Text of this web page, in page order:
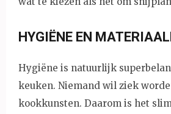
HYGIËNE EN
Hygiëne is natuurlijk
keuken. Niemand wil ziek
kookkunsten. Daarom is het